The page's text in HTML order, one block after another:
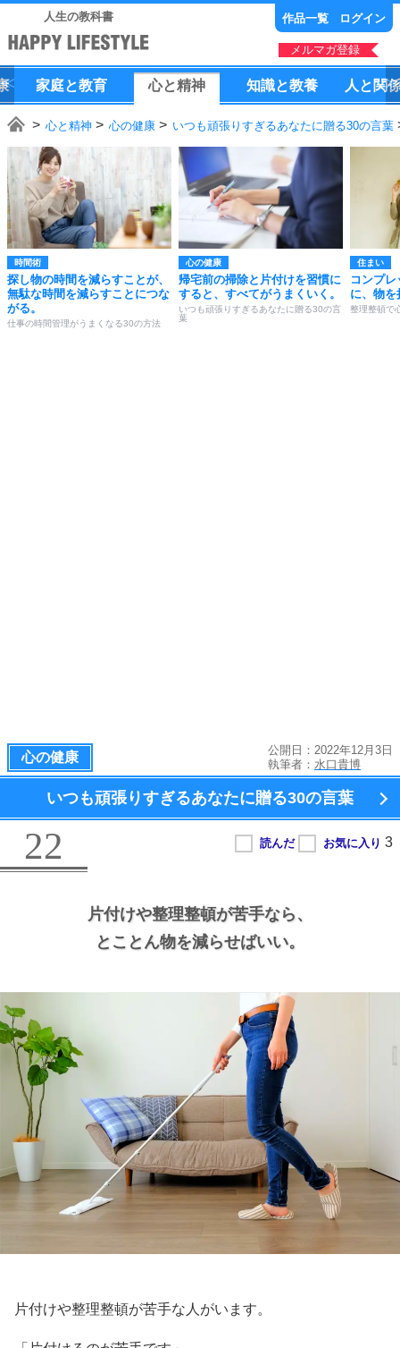
人生の教科書 作品一覧 ログイン
メルマガ登録
家庭と教育 心と精神 知識と教養 人 と 関
心と精神 心の健康 いつも頑張りすぎるあなたに贈る30の言葉
時間術
探し物の時間を減らすことが、
無駄な時間を減らすことにつな
がる。
仕事の時間管理がうまくなる30の方法
心の健康
帰宅前の掃除と片付けを習慣に
すると、すべてがうまくいく。
いつも頑張りすぎるあなたに贈る30の言
葉
住まい
コンプ
に、物
整理整頓で
心の健康
公開日：2022年12月3日
執筆者： 水口貴博
いつも頑張りすぎるあなたに贈る30の言葉
22
片付けや整理整頓が苦手なら、
とことん物を減らせばいい。
片付けや整理整頓が苦手な人がいます。